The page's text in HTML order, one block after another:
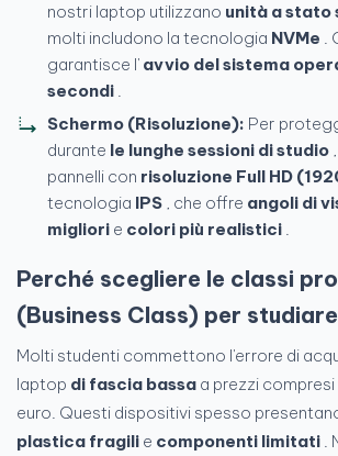
nostri laptop utilizzano unità a stato
molti includono la tecnologia NVMe .
garantisce l' avvio del sistema
secondi .
Schermo (Risoluzione): Per
durante le lunghe sessioni di studio
pannelli con risoluzione Full HD
tecnologia IPS , che offre angoli di
migliori e colori più realistici .
Perché scegliere le classi
(Business Class) per
Molti studenti commettono l'errore di
laptop di fascia bassa a prezzi
euro. Questi dispositivi spesso
plastica fragili e componenti limitati .